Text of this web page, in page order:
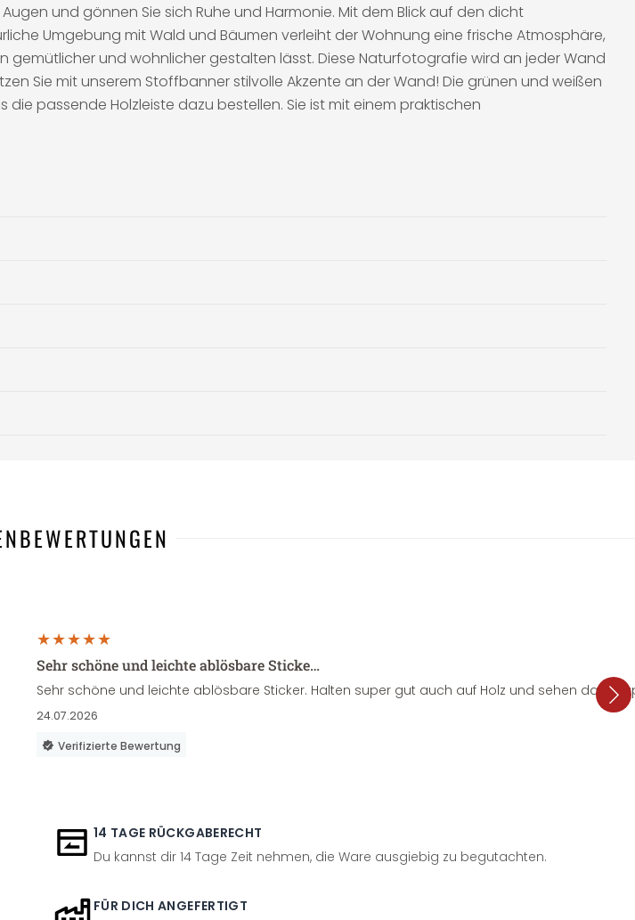
und gönnen Sie sich Ruhe und Harmonie. Mit dem Blick auf den dicht
Umgebung mit Wald und Bäumen verleiht der Wohnung eine frische Atmosphäre,
gemütlicher und wohnlicher gestalten lässt. Diese Naturfotografie wird an jeder Wand
Sie mit unserem Stoffbanner stilvolle Akzente an der Wand! Die grünen und weißen
passende Holzleiste dazu bestellen. Sie ist mit einem praktischen
Sehr schöne und leichte ablösbare Sticke…
Sehr schöne und leichte ablösbare Sticker. Halten super gut auch auf Holz und sehen dazu
24.07.2026
Verifizierte Bewertung
14 TAGE RÜCKGABERECHT
Du kannst dir 14 Tage Zeit nehmen, die Ware ausgiebig zu begutachten.
FÜR DICH ANGEFERTIGT